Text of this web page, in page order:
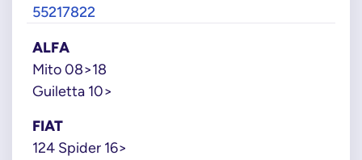
55217822
ALFA
Mito 08>18
Guiletta 10>
FIAT
124 Spider 16>